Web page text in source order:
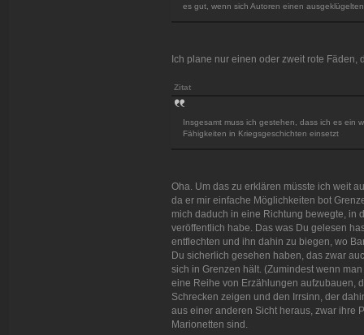
es gut, wenn sich Autoren einen
Ich plane nur einen oder zweit rote Fäden,
Zitat
Insgesamt muss ich gestehen, dass ich es ein
Fähigkeiten in Kriegsgeschichten einsetzt
Oha. Um das zu erklären müsste ich weit
da er mir einfache Möglichkeiten bot
mich daduch in eine Richtung bewegte, in
veröffentlich habe. Das was Du gelesen
entflechten und ihn dahin zu biegen, wo
Du sicherlich gesehen haben, das zwar
sich in Grenzen hält. (Zumindest wenn
eine Reihe von Erzählungen aufzubauen,
Schrecken zeigen und den Irrsinn, der
aus einer anderen Sicht heraus, zwar ihre
Marionetten sind.